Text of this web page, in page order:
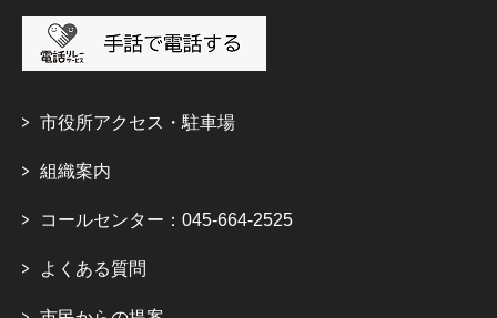
市役所アクセス・駐車場
組織案内
コールセンター：045-664-2525
よくある質問